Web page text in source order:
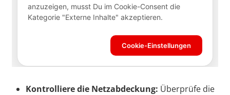
Kontrolliere die Netzabdeckung: Überprüfe die